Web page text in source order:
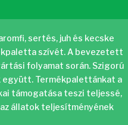
sertés, juh és kecske
szívét. A bevezetett
folyamat során. Szigorú
együtt. Termékpalettánkat a
támogatása teszi teljessé,
állatok teljesítményének